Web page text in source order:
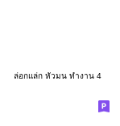
ล่อกแล่ก หัวมน ทำงาน 4